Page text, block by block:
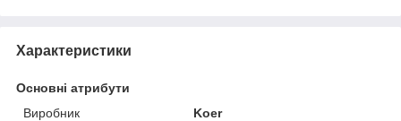
Характеристики
Основні атрибути
Виробник
Koer